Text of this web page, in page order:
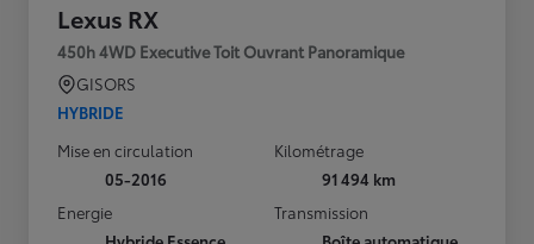
Lexus RX
450h 4WD Executive Toit Ouvrant Panoramique
GISORS
HYBRIDE
Mise en circulation
05-2016
Kilométrage
91 494 km
Energie
Transmission